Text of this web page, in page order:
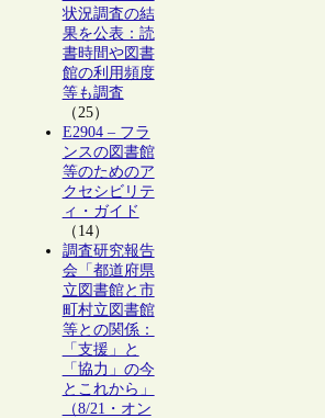
状況調査の結
果を公表：読
書時間や図書
館の利用頻度
等も調査
（25）
E2904 – フラ
ンスの図書館
等のためのア
クセシビリテ
ィ・ガイド
（14）
調査研究報告
会「都道府県
立図書館と市
町村立図書館
等との関係：
「支援」と
「協力」の今
とこれから」
（8/21・オン